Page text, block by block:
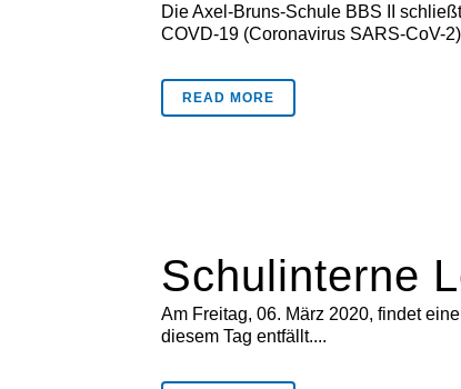
Die Axel-Bruns-Schule BBS II
COVD-19 (Coronavirus SARS-CoV-
READ MORE
Schulinterne
Am Freitag, 06. März 2020, findet
diesem Tag entfällt....